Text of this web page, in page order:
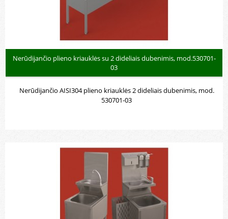
Nerūdijančio plieno kriauklės su 2 dideliais dubenimis, mod.530701-
03
Nerūdijančio AISI304 plieno kriauklės 2 dideliais dubenimis, mod.
530701-03